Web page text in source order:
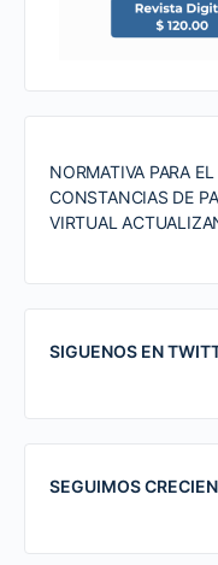
NORMATIVA PARA
CONSTANCIAS DE
VIRTUAL
SIGUENOS EN
SEGUIMOS